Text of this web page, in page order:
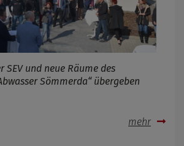
SEV und neue Räume des
Sömmerda“ übergeben
mehr